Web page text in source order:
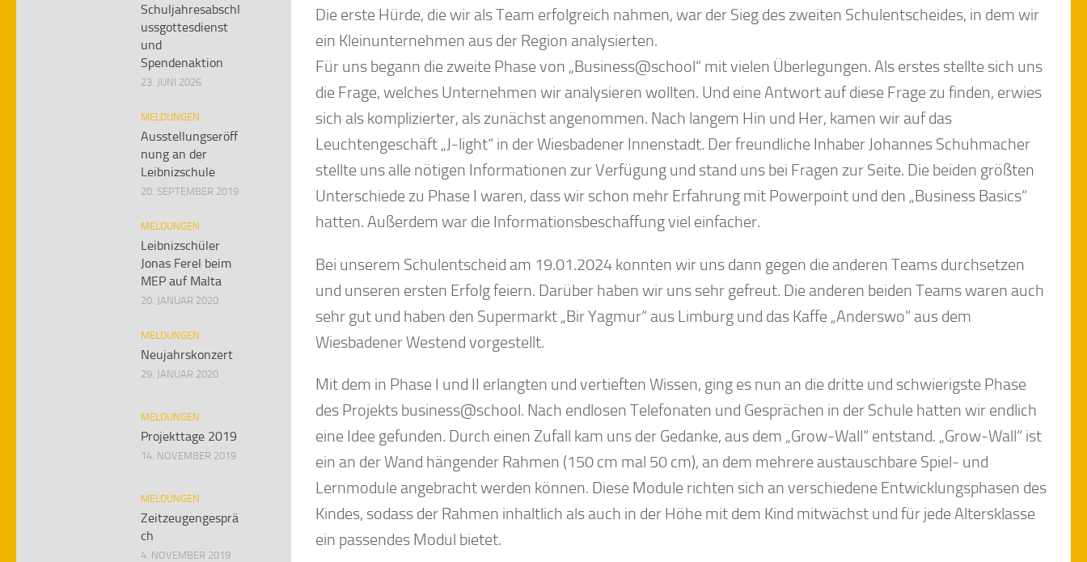
Die erste Hürde, die wir als Team erfolgreich nahmen, war der Sieg des zweiten Schulentscheides, in dem wir
ein Kleinunternehmen aus der Region analysierten.
Für uns begann die zweite Phase von „Business@school“ mit vielen Überlegungen. Als erstes stellte sich uns
die Frage, welches Unternehmen wir analysieren wollten. Und eine Antwort auf diese Frage zu finden, erwies
sich als komplizierter, als zunächst angenommen. Nach langem Hin und Her, kamen wir auf das
Leuchtengeschäft „J-light“ in der Wiesbadener Innenstadt. Der freundliche Inhaber Johannes Schuhmacher
stellte uns alle nötigen Informationen zur Verfügung und stand uns bei Fragen zur Seite. Die beiden größten
Unterschiede zu Phase I waren, dass wir schon mehr Erfahrung mit Powerpoint und den „Business Basics“
hatten. Außerdem war die Informationsbeschaffung viel einfacher.
Bei unserem Schulentscheid am 19.01.2024 konnten wir uns dann gegen die anderen Teams durchsetzen
und unseren ersten Erfolg feiern. Darüber haben wir uns sehr gefreut. Die anderen beiden Teams waren auch
sehr gut und haben den Supermarkt „Bir Yagmur“ aus Limburg und das Kaffe „Anderswo“ aus dem
Wiesbadener Westend vorgestellt.
Mit dem in Phase I und II erlangten und vertieften Wissen, ging es nun an die dritte und schwierigste Phase
des Projekts business@school. Nach endlosen Telefonaten und Gesprächen in der Schule hatten wir endlich
eine Idee gefunden. Durch einen Zufall kam uns der Gedanke, aus dem „Grow-Wall“ entstand. „Grow-Wall“ ist
ein an der Wand hängender Rahmen (150 cm mal 50 cm), an dem mehrere austauschbare Spiel- und
Lernmodule angebracht werden können. Diese Module richten sich an verschiedene Entwicklungsphasen des
Kindes, sodass der Rahmen inhaltlich als auch in der Höhe mit dem Kind mitwächst und für jede Altersklasse
ein passendes Modul bietet.
Schuljahresabschl
ussgottesdienst
und
Spendenaktion
23. JUNI 2026
MELDUNGEN
Ausstellungseröff
nung an der
Leibnizschule
20. SEPTEMBER 2019
MELDUNGEN
Leibnizschüler
Jonas Ferel beim
MEP auf Malta
20. JANUAR 2020
MELDUNGEN
Neujahrskonzert
29. JANUAR 2020
MELDUNGEN
Projekttage 2019
14. NOVEMBER 2019
MELDUNGEN
Zeitzeugengesprä
ch
4. NOVEMBER 2019